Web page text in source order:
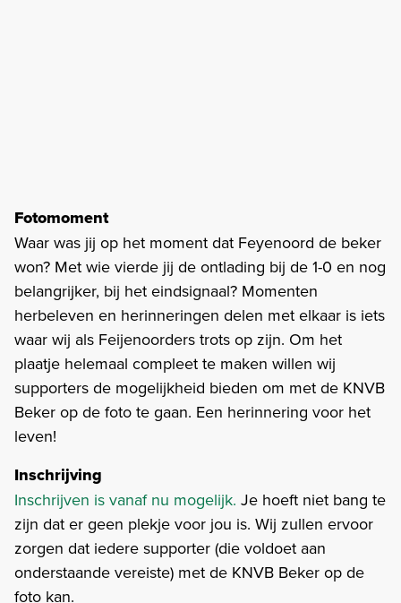
Fotomoment
Waar was jij op het moment dat Feyenoord de beker
won? Met wie vierde jij de ontlading bij de 1-0 en nog
belangrijker, bij het eindsignaal? Momenten
herbeleven en herinneringen delen met elkaar is iets
waar wij als Feijenoorders trots op zijn. Om het
plaatje helemaal compleet te maken willen wij
supporters de mogelijkheid bieden om met de KNVB
Beker op de foto te gaan. Een herinnering voor het
leven!
Inschrijving
Inschrijven is vanaf nu mogelijk. Je hoeft niet bang te
zijn dat er geen plekje voor jou is. Wij zullen ervoor
zorgen dat iedere supporter (die voldoet aan
onderstaande vereiste) met de KNVB Beker op de
foto kan.